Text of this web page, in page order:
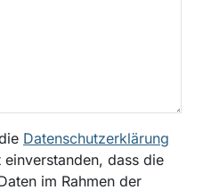
Datenschutzerklärung
dass die
im Rahmen der